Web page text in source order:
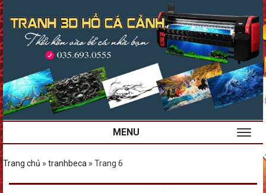
MENU
Trang chủ » tranhbeca » Trang 6